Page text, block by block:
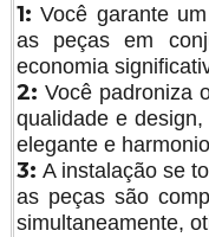
1: Você garante
as peças em
economia
2: Você padroniza
qualidade e
elegante e
3: A instalação se
as peças são
simultaneamente,